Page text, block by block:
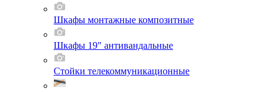
Шкафы монтажные композитные
Шкафы 19" антивандальные
Стойки телекоммуникационные